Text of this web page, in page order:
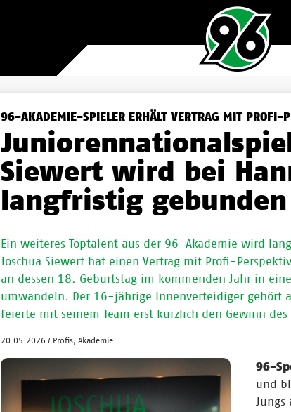
96-AKADEMIE-SPIELER ERHÄLT VERTRAG MIT PROFI-
Siewert wird bei
langfristig gebunden
Ein weiteres Toptalent aus der 96-Akademie wird
Joschua Siewert hat einen Vertrag mit Profi-
an dessen 18. Geburtstag im kommenden Jahr in
umwandeln. Der 16-jährige Innenverteidiger gehört
feierte mit seinem Team erst kürzlich den Gewinn des
20.05.2026 / Profis, Akademie
96-
und